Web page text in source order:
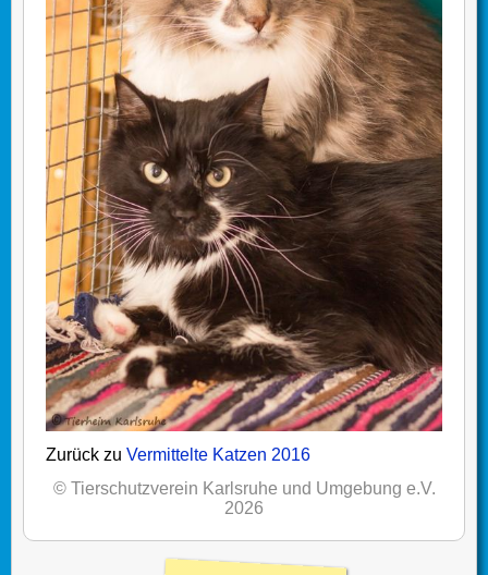
Zurück zu Vermittelte Katzen 2016
© Tierschutzverein Karlsruhe und Umgebung e.V.
2026